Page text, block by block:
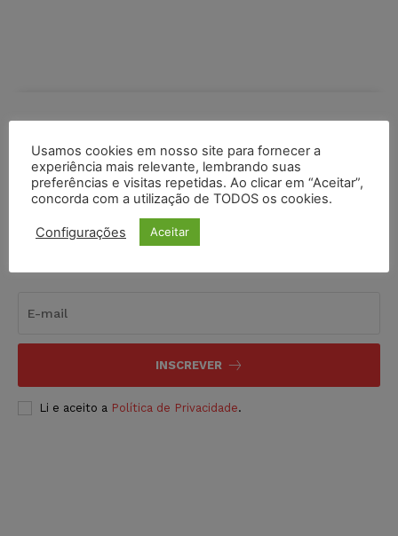
COMPARTILHE
INSCREVER
Li e aceito a Política de Privacidade.
Usamos cookies em nosso site para fornecer a
experiência mais relevante, lembrando suas
preferências e visitas repetidas. Ao clicar em “Aceitar”,
concorda com a utilização de TODOS os cookies.
Configurações Aceitar